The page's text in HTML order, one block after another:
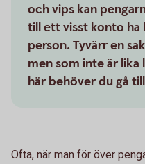
och vips kan
till ett visst konto ha
person. Tyvärr en
men som inte är
här behöver du gå
Ofta, när man för över